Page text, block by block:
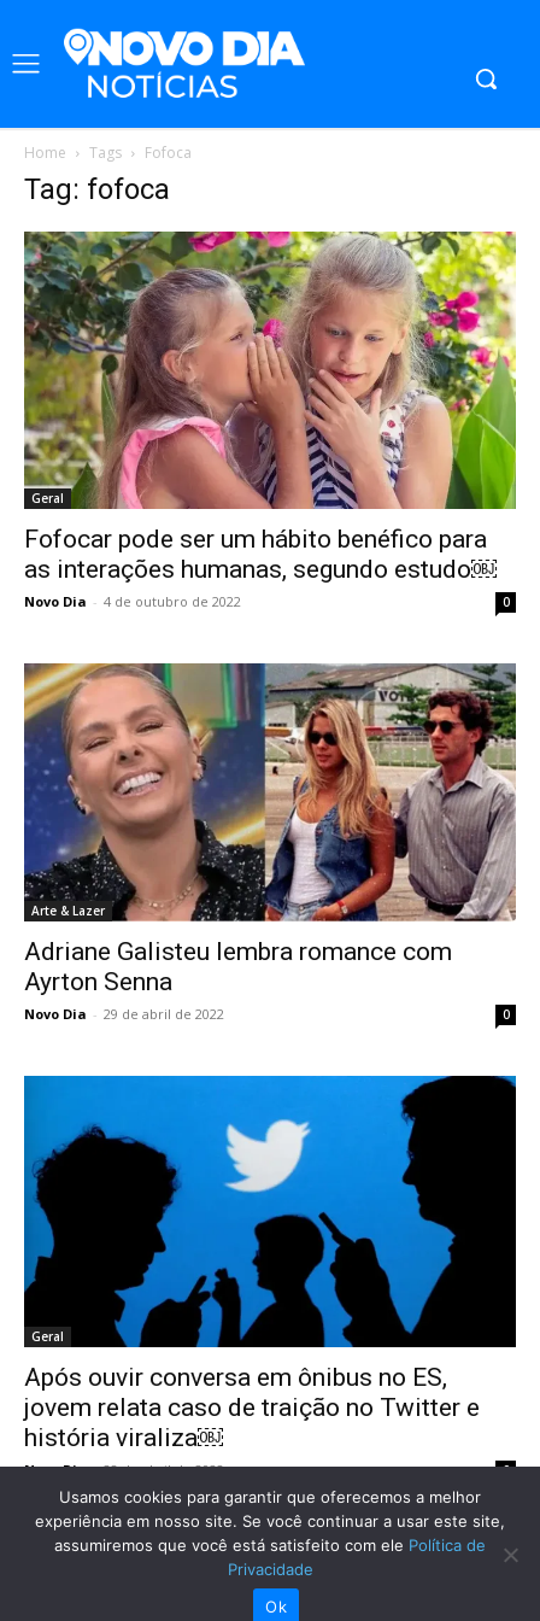
Home Tags Fofoca
Tag: fofoca
Geral
Fofocar pode ser um hábito benéfico para
as interações humanas, segundo estudo￼
Novo Dia - 4 de outubro de 2022 0
Arte & Lazer
Adriane Galisteu lembra romance com
Ayrton Senna
Novo Dia - 29 de abril de 2022 0
Geral
Após ouvir conversa em ônibus no ES,
jovem relata caso de traição no Twitter e
história viraliza￼
Novo Dia - 28 de abril de 2022 0
Usamos cookies para garantir que oferecemos a melhor
experiência em nosso site. Se você continuar a usar este site,
assumiremos que você está satisfeito com ele Política de
Privacidade
Ok